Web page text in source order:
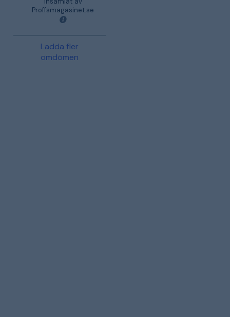
Proffsmagasinet.se
Ladda fler
omdömen